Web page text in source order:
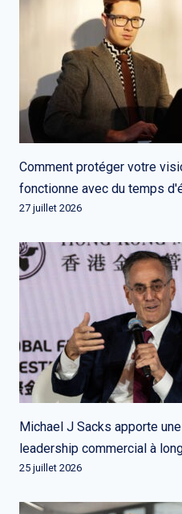
Comment protéger votre
fonctionne avec du temps
27 juillet 2026
Michael J Sacks apporte
leadership commercial à
25 juillet 2026